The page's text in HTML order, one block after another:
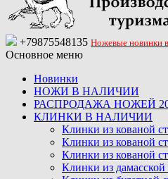
+79875548135 Ножевые новинки
Основное меню
Новинки
НОЖИ В НАЛИЧИИ
РАСПРОДАЖА НОЖЕЙ
КЛИНКИ В НАЛИЧИИ
Клинки из кованой
Клинки из кованой
Клинки из
Клинки из